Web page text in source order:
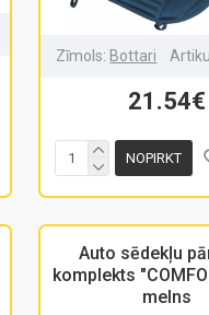
Zīmols: Bottari
21.54€
NOPIRKT
Auto sēdekļu
komplekts
melns